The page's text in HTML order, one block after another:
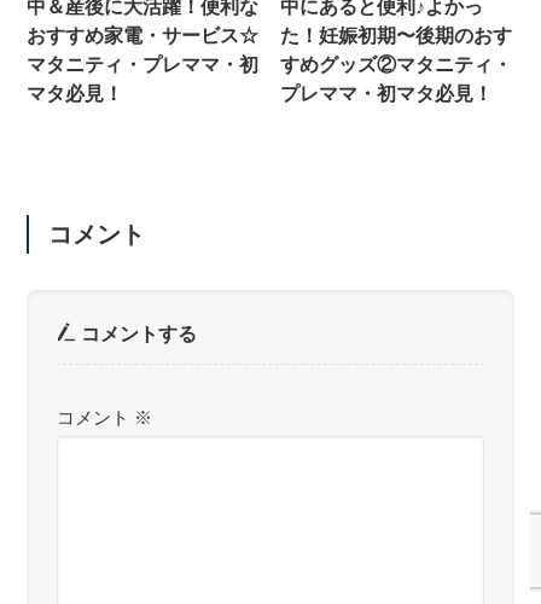
中＆産後に大活躍！便利な
おすすめ家電・サービス☆
マタニティ・プレママ・初
マタ必見！
中にあると便利♪よかっ
た！妊娠初期〜後期のおす
すめグッズ②マタニティ・
プレママ・初マタ必見！
コメント
コメントする
コメント ※